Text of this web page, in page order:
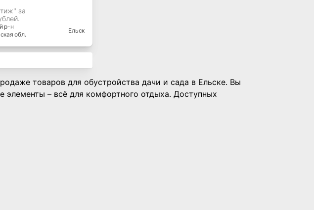
за
р-н
обл.
Ельск
товаров для обустройства дачи и сада в Ельске. Вы
элементы – всё для комфортного отдыха. Доступных